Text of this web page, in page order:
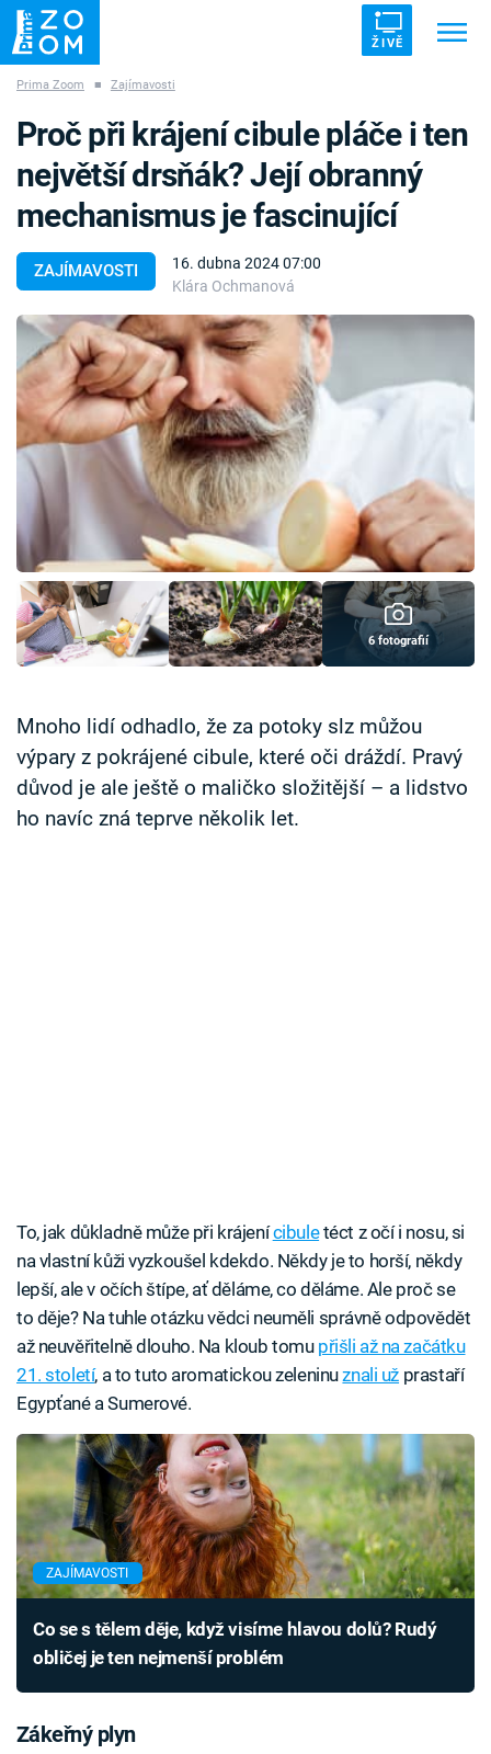
ŽIVĚ
ZÁHADY VETŘELCI DÁVNOVĚKU
Témata
Témata
Pořady
TV Program
Časopis
Sledujte prima+
Přihlášení
Sledujte nás
Prima Zoom ■ Zajímavosti
ZAJÍMAVOSTI
16. dubna 2024 07:00
Klára Ochmanová
Proč při krájení cibule pláče i ten
největší drsňák? Její obranný
mechanismus je fascinující
6 fotografií
Mnoho lidí odhadlo, že za potoky slz můžou
výpary z pokrájené cibule, které oči dráždí. Pravý
důvod je ale ještě o maličko složitější – a lidstvo
ho navíc zná teprve několik let.
To, jak důkladně může při krájenícibuletéct z očí i nosu, si
na vlastní kůži vyzkoušel kdekdo. Někdy je to horší, někdy
lepší, ale v očích štípe, ať děláme, co děláme. Ale proč se
to děje? Na tuhle otázku vědci neuměli správně odpovědět
až neuvěřitelně dlouho. Na kloub tomu přišli až na začátku
21. století, a to tuto aromatickou zeleninuznali už prastaří
Egypťané a Sumerové.
ZAJÍMAVOSTI
Co se s tělem děje, když visíme hlavou dolů? Rudý
obličej je ten nejmenší problém
Zákeřný plyn